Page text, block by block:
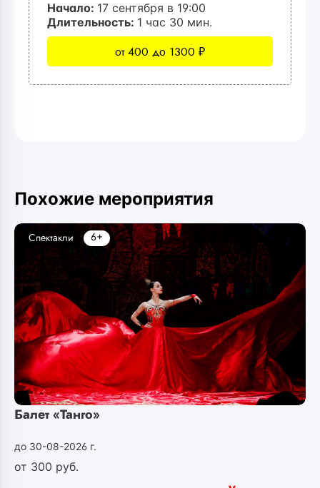
Начало: 17 сентября в 19:00
Длительность: 1 час 30 мин.
от 400 до 1300 ₽
Похожие мероприятия
Балет «Танго»
до 30-08-2026 г.
от 300 руб.
Спектакли 6+